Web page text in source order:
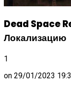
Dead Space
Локализацию
1
on 29/01/2023